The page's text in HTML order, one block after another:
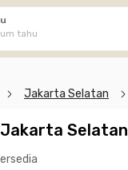
tahu
Jakarta Selatan
Selatan